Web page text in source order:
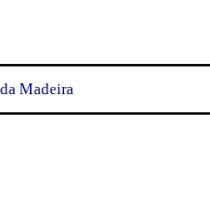
Madeira